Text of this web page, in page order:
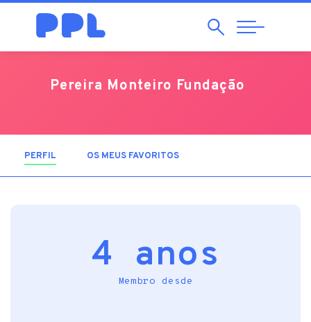
Pesquisar
Abrir
Navegação
Pereira Monteiro Fundação
PERFIL (SEPARADOR ATIVO)
OS MEUS FAVORITOS
4 anos
Membro desde